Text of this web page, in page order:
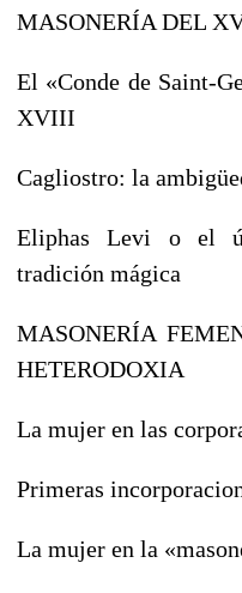
MASONERÍA DEL
El «Conde de Saint-
XVIII
Cagliostro: la
Eliphas Levi o el
tradición mágica
MASONERÍA
HETERODOXIA
La mujer en las
Primeras
La mujer en la